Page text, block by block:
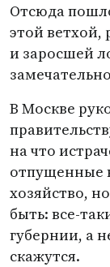
Отсюда
этой ветхой,
и заросшей
В Москве
на что
отпущенные
хозяйство,
быть: все-
губернии, а
скажутся.